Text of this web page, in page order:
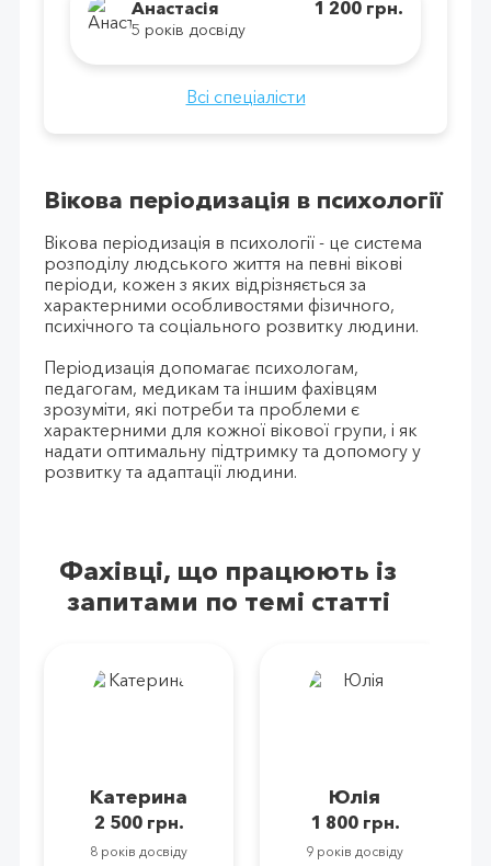
Анастасія 1 200 грн.
5 років досвіду
Всі спеціалісти
Вікова періодизація в психології
Вікова періодизація в психології - це система
розподілу людського життя на певні вікові
періоди, кожен з яких відрізняється за
характерними особливостями фізичного,
психічного та соціального розвитку людини.
Періодизація допомагає психологам,
педагогам, медикам та іншим фахівцям
зрозуміти, які потреби та проблеми є
характерними для кожної вікової групи, і як
надати оптимальну підтримку та допомогу у
розвитку та адаптації людини.
Фахівці, що працюють із
запитами по темі статті
Катерина
2 500 грн.
8 років досвіду
Юлія
1 800 грн.
9 років досвіду